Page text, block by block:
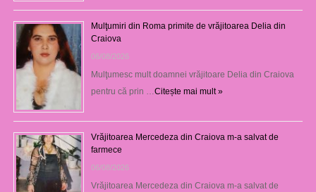
Mulţumiri din Roma primite de vrăjitoarea Delia din
Craiova
06/08/2026
Mulţumesc mult doamnei vrăjitoare Delia din Craiova
pentru că prin …Citește mai mult »
Vrăjitoarea Mercedeza din Craiova m-a salvat de
farmece
06/08/2026
Vrăjitoarea Mercedeza din Craiova m-a salvat de